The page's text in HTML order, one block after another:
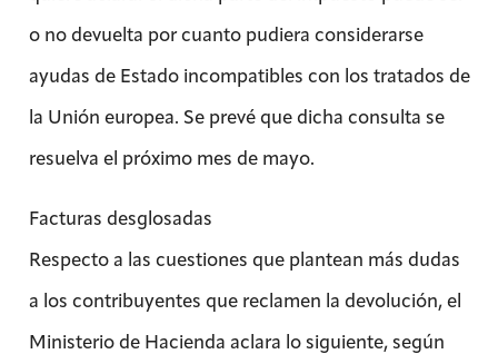
o no devuelta por cuanto pudiera considerarse
ayudas de Estado incompatibles con los tratados de
la Unión europea. Se prevé que dicha consulta se
resuelva el próximo mes de mayo.
Facturas desglosadas
Respecto a las cuestiones que plantean más dudas
a los contribuyentes que reclamen la devolución, el
Ministerio de Hacienda aclara lo siguiente, según